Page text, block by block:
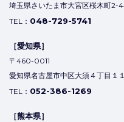
埼玉県さいたま市大宮区桜木町2-
TEL： 048-729-5741
［愛知県］
〒460-0011
愛知県名古屋市中区大須４丁目１
TEL： 052-386-1269
［熊本県］